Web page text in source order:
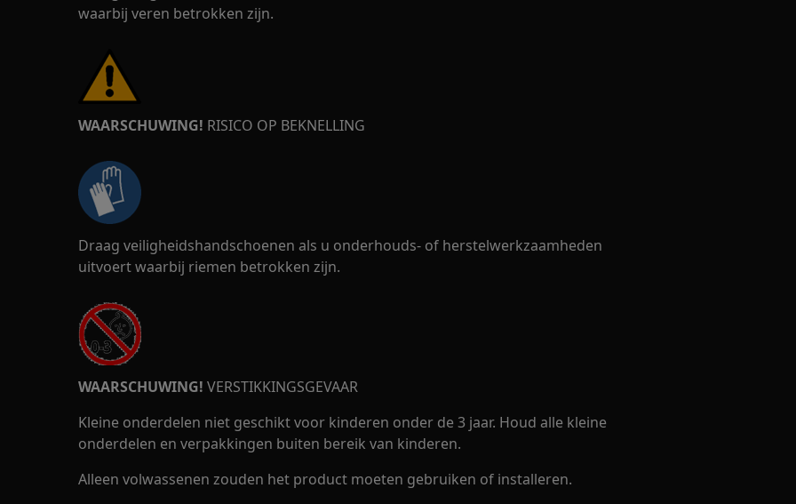
waarbij veren betrokken zijn.
WAARSCHUWING! RISICO OP BEKNELLING
Draag veiligheidshandschoenen als u onderhouds- of herstelwerkzaamheden
uitvoert waarbij riemen betrokken zijn.
WAARSCHUWING! VERSTIKKINGSGEVAAR
Kleine onderdelen niet geschikt voor kinderen onder de 3 jaar. Houd alle kleine
onderdelen en verpakkingen buiten bereik van kinderen.
Alleen volwassenen zouden het product moeten gebruiken of installeren.